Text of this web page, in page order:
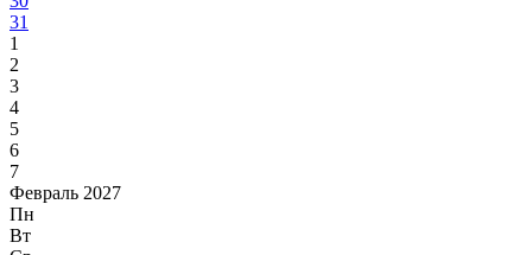
31
1
2
3
4
5
6
7
Февраль 2027
Пн
Вт